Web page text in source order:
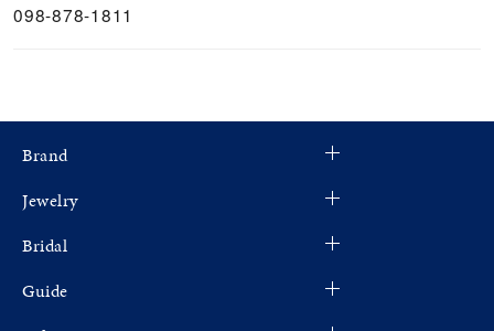
098-878-1811
Brand
Jewelry
Bridal
Guide